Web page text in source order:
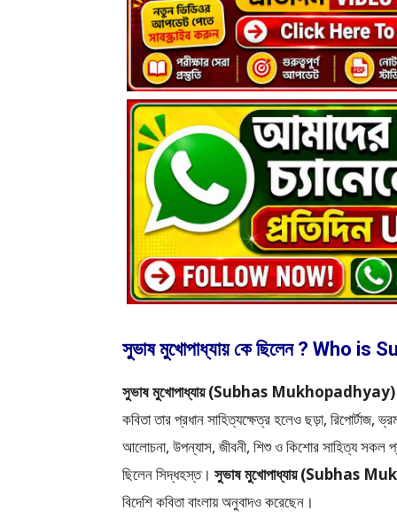
সুভাষ মুখোপাধ্যায় কে ছিলেন ? Who
সুভাষ মুখোপাধ্যায় (Subhas Mukhopadhyay)
কবিতা তার প্রধান সাহিত্যক্ষেত্র হলেও ছড়া, রিপোর্টাজ,
আলোচনা, উপন্যাস, জীবনী, শিশু ও কিশোর সাহিত্য
ছিলেন সিদ্ধহস্ত। সুভাষ মুখোপাধ্যায় (Subhas
বিদেশি কবিতা বাংলায় অনুবাদও করেছেন।